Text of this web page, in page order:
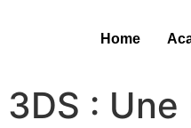
Home
: